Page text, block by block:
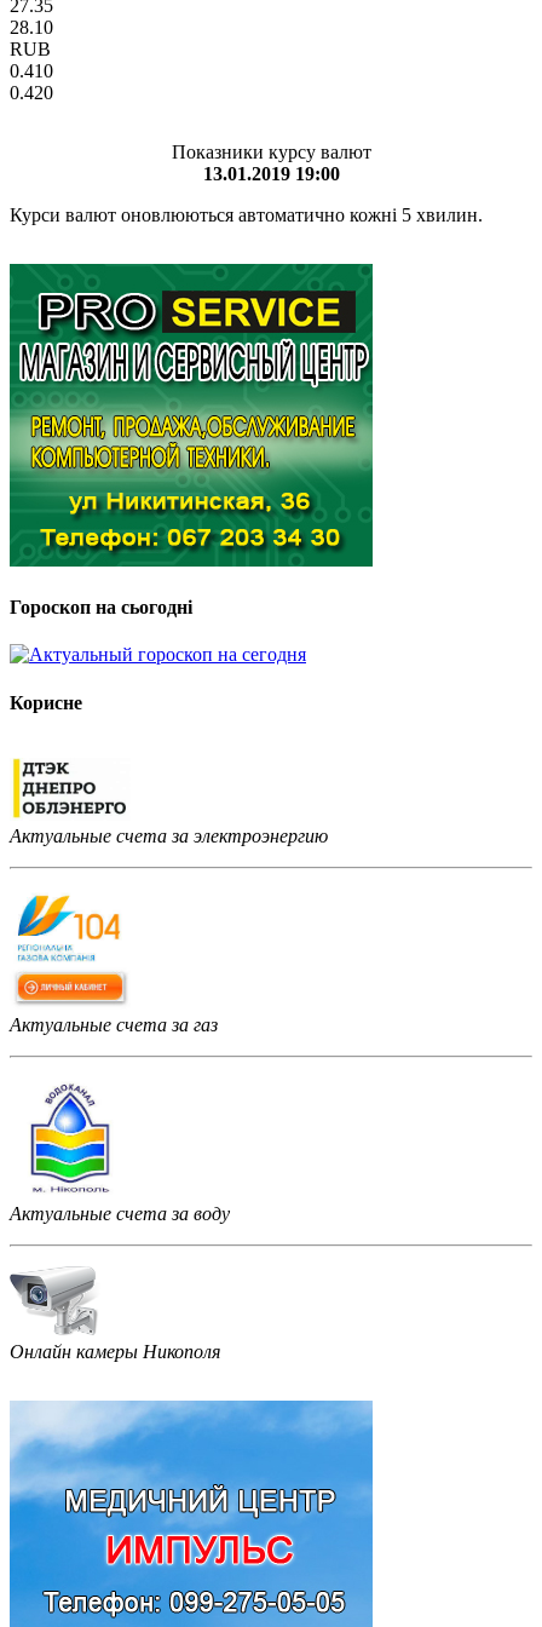
27.35
28.10
RUB
0.410
0.420
Показники курсу валют
13.01.2019 19:00
Курси валют оновлюються автоматично кожні 5 хвилин.
Гороскоп на сьогодні
Корисне
Актуальные счета за электроэнергию
Актуальные счета за газ
Актуальные счета за воду
Онлайн камеры Никополя